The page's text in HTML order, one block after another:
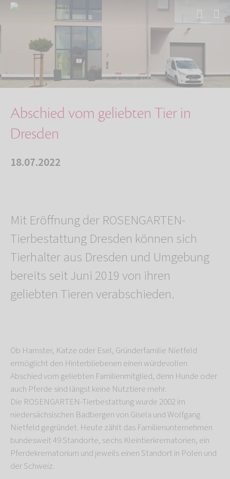
Über uns
Abschied vom geliebten Tier in Dresden
Abschied vom geliebten Tier in
Dresden
18.07.2022
Mit Eröffnung der ROSENGARTEN-
Tierbestattung Dresden können sich
Tierhalter aus Dresden und Umgebung
bereits seit Juni 2019 von ihren
geliebten Tieren verabschieden.
Ob Hamster, Katze oder Esel, Gründerfamilie Nietfeld
ermöglicht den Hinterbliebenen einen würdevollen
Abschied vom geliebten Familienmitglied, denn Hunde oder
auch Pferde sind längst keine Nutztiere mehr.
Die ROSENGARTEN-Tierbestattung wurde 2002 im
niedersächsischen Badbergen von Gisela und Wolfgang
Nietfeld gegründet. Heute zählt das Familienunternehmen
bundesweit 49 Standorte, sechs Kleintierkrematorien, ein
Pferdekrematorium und jeweils einen Standort in Polen und
der Schweiz.